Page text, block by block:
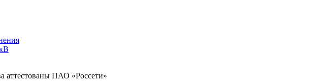
аттестованы ПАО «Россети»